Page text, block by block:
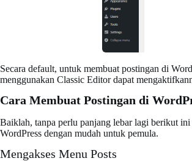
Secara default, untuk membuat postingan di
menggunakan Classic Editor dapat
Cara Membuat Postingan di
Baiklah, tanpa perlu panjang lebar lagi berikut
WordPress dengan mudah untuk pemula.
Mengakses Menu Posts